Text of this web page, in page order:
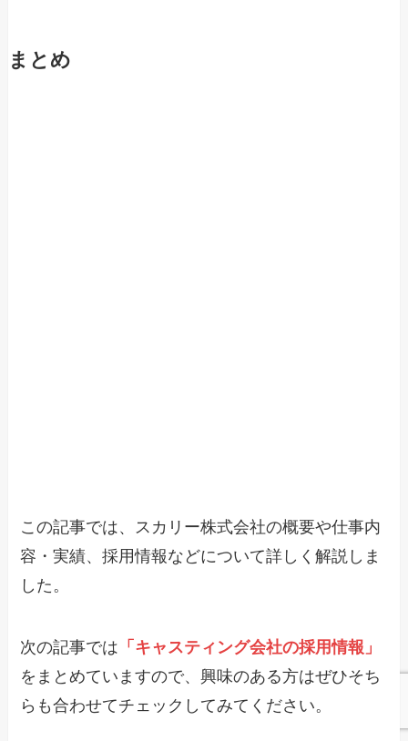
まとめ
この記事では、スカリー株式会社の概要や仕事内
容・実績、採用情報などについて詳しく解説しま
した。
次の記事では 「キャスティング会社の採用情報」
をまとめていますので、興味のある方はぜひそち
らも合わせてチェックしてみてください。